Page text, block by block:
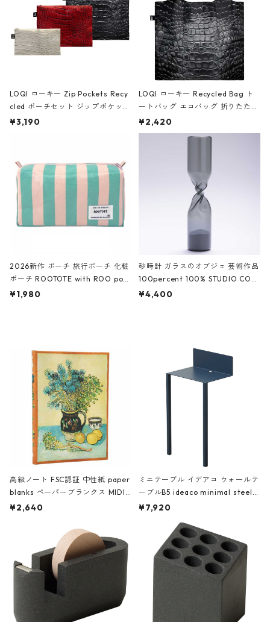
LOQI ローキー Zip Pockets Recy
cled ポーチセット ジップポケット
ファスナーポーチ 撥水加工 トラベ
ーガンディー、オフホワイト
¥3,190
LOQI ローキー Recycled Bag ト
ートバッグ エコバッグ 折りたたみ
大きめ 撥水加工 収納ポーチ CRO
CODILE/Black クロコダイル/ブラ
¥2,420
2026新作 ポーチ 旅行ポーチ 化粧
ポーチ ROOTOTE with ROO pou
ch 3532 ルートート WR.ポーチ.ラ
¥1,980
砂時計 ガラスのオブジェ 芸術作品
100percent 100% STUDIO COH
AKU Timeless 100パーセント ス
¥4,400
高級ノート FSC認証 中性紙 paper
blanks ペーパーブランクス MIDI
ハードカバー 罫線 ヴァン・ゴッホ
¥2,640
ミニテーブル イデアコ ウォールテ
ーブルB5 ideaco minimal steel f
urniture WALL Table B5 ネイビー
¥7,920